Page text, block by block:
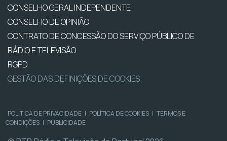
CONSELHO GERAL INDEPENDENTE
CONSELHO DE OPINIÃO
CONTRATO DE CONCESSÃO DO SERVIÇO PÚBLICO DE
RÁDIO E TELEVISÃO
RGPD
GESTÃO DAS DEFINIÇÕES DE COOKIES
POLÍTICA DE PRIVACIDADE | POLÍTICA DE COOKIES | TERMOS E
CONDIÇÕES | PUBLICIDADE